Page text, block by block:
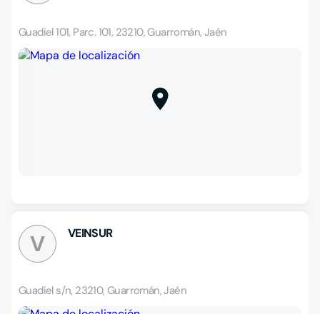
Guadiel 101, Parc. 101, 23210, Guarromán, Jaén
V VEINSUR
Guadiel s/n, 23210, Guarromán, Jaén